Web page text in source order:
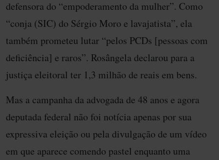
defensora do “empoderamento da mulher”. Como
“conja (SIC) do Sérgio Moro e lavajatista”, ela
também prometeu lutar “pelos PCDs [pessoas com
deficiência] e raros”. Rosângela declarou para a
justiça eleitoral ter 1,3 milhão de reais em bens.
Mas a campanha da advogada de 48 anos e agora
deputada federal não foi notícia apenas por sua
expressiva eleição ou pela divulgação de um vídeo
em que aparece comendo pastel enquanto uma